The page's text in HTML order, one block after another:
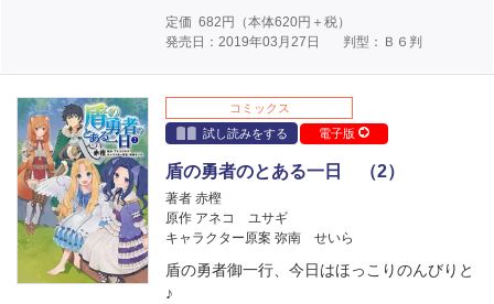
定価 682 円（本体620円＋税）
発売日：2019年03月27日
判型：Ｂ６判
コミックス
試し読みをする
電子版
盾の勇者のとある一日 （2）
著者 赤樫
原作 アネコ ユサギ
キャラクター原案 弥南 せいら
盾の勇者御一行、今日はほっこりのんびりと
♪